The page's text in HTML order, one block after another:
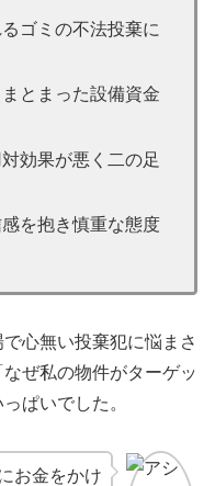
ゴミの不法投棄に
とまった設備資金
効果が悪く二の足
を抱き慎重な態度
心無い投棄犯に悩まさ
ぜ私の物件がターゲッ
ぱいでした。
お金をかけ